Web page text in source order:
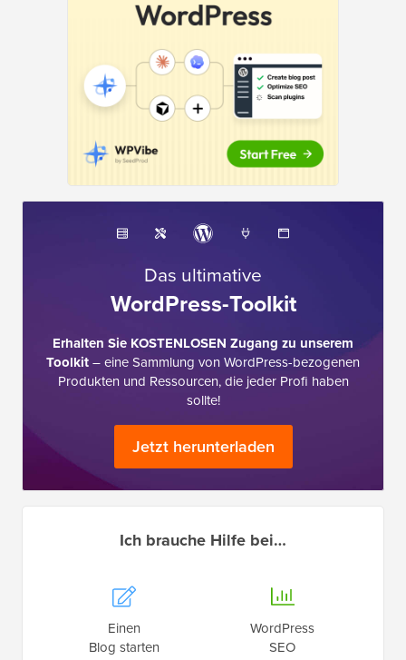
Das ultimative
WordPress-Toolkit
Erhalten Sie KOSTENLOSEN Zugang zu unserem
Toolkit– eine Sammlung von WordPress-bezogenen
Produkten und Ressourcen, die jeder Profi haben
sollte!
Jetzt herunterladen
Ich brauche Hilfe bei…
Einen
Blog starten
WordPress
SEO